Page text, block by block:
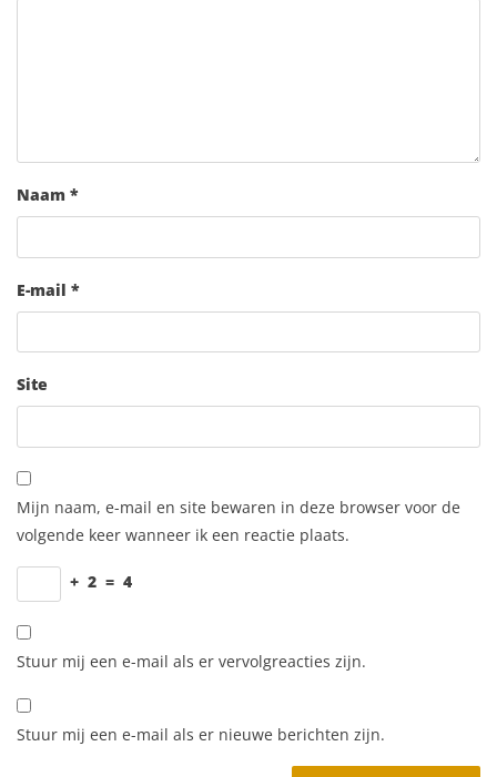
Naam *
E-mail *
Site
Mijn naam, e-mail en site bewaren in deze browser voor de
volgende keer wanneer ik een reactie plaats.
+ 2 = 4
Stuur mij een e-mail als er vervolgreacties zijn.
Stuur mij een e-mail als er nieuwe berichten zijn.